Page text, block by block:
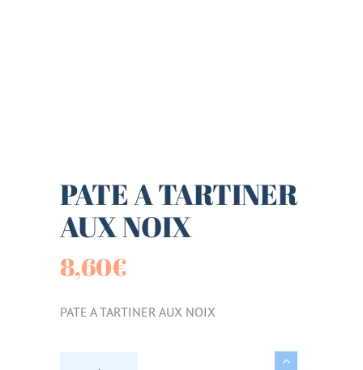
PATE A TARTINER
AUX NOIX
8,60€
PATE A TARTINER AUX NOIX
PATE A TARTINER AUX NOIX quantity